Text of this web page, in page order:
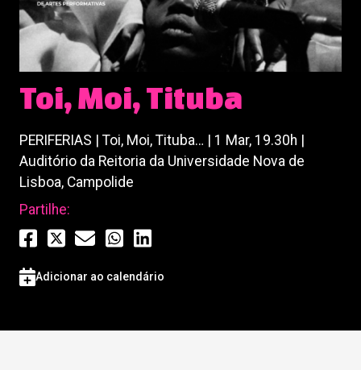
Toi, Moi, Tituba
PERIFERIAS | Toi, Moi, Tituba… | 1 Mar, 19.30h |
Auditório da Reitoria da Universidade Nova de
Lisboa, Campolide
Partilhe:
Adicionar ao calendário